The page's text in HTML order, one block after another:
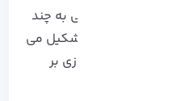
فیزیکی اختصاصی به چند
متفاوت از هم تشکیل می
از سرور های مجازی بر